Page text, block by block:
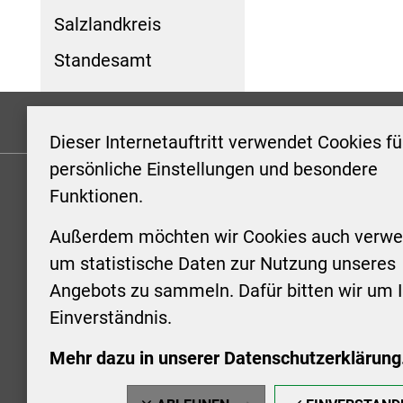
Dieser Internetauftritt verwendet Cookies
persönliche Einstellungen und besondere
Funktionen.
Außerdem möchten wir Cookies auch
um statistische Daten zur Nutzung unseres
Angebots zu sammeln. Dafür bitten wir um
Einverständnis.
Mehr dazu in unserer
Salzlandkreis
Standesamt
KONTAKT
Stadt Aschersleben
Markt 1
06449 Aschersleben
+49 3473 958-0
stadt@aschersleben.de
https://www.aschersleben.de/
Montag:
Uhr
Uhr
vorheriger